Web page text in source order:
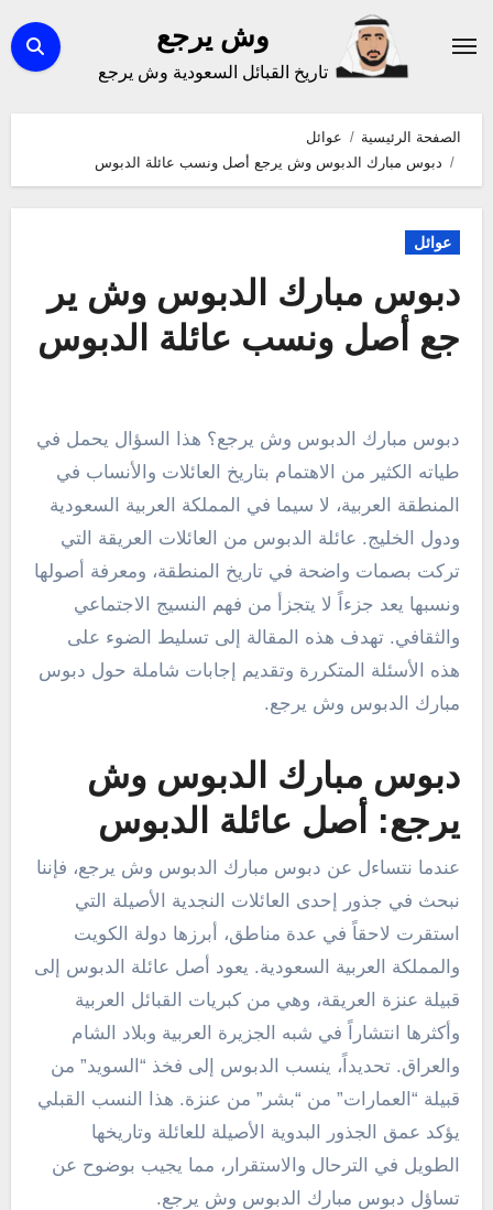
إلى
وش يرجع
تاريخ القبائل السعودية وش يرجع
الصفحة الرئيسية
عوائل
دبوس مبارك الدبوس وش يرجع أصل ونسب عائلة الدبوس
عوائل
دبوس مبارك الدبوس وش ير
جع أصل ونسب عائلة الدبوس
دبوس مبارك الدبوس وش يرجع؟ هذا السؤال يحمل في
طياته الكثير من الاهتمام بتاريخ العائلات والأنساب في
المنطقة العربية، لا سيما في المملكة العربية السعودية
ودول الخليج. عائلة الدبوس من العائلات العريقة التي
تركت بصمات واضحة في تاريخ المنطقة، ومعرفة أصولها
ونسبها يعد جزءاً لا يتجزأ من فهم النسيج الاجتماعي
والثقافي. تهدف هذه المقالة إلى تسليط الضوء على
هذه الأسئلة المتكررة وتقديم إجابات شاملة حول دبوس
مبارك الدبوس وش يرجع.
دبوس مبارك الدبوس وش
يرجع: أصل عائلة الدبوس
عندما نتساءل عن دبوس مبارك الدبوس وش يرجع، فإننا
نبحث في جذور إحدى العائلات النجدية الأصيلة التي
استقرت لاحقاً في عدة مناطق، أبرزها دولة الكويت
والمملكة العربية السعودية. يعود أصل عائلة الدبوس إلى
قبيلة عنزة العريقة، وهي من كبريات القبائل العربية
وأكثرها انتشاراً في شبه الجزيرة العربية وبلاد الشام
والعراق. تحديداً، ينسب الدبوس إلى فخذ “السويد” من
قبيلة “العمارات” من “بشر” من عنزة. هذا النسب القبلي
يؤكد عمق الجذور البدوية الأصيلة للعائلة وتاريخها
الطويل في الترحال والاستقرار، مما يجيب بوضوح عن
تساؤل دبوس مبارك الدبوس وش يرجع.